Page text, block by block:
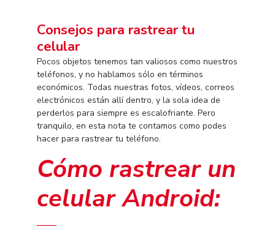
Consejos para rastrear tu
celular
Pocos objetos tenemos tan valiosos como nuestros
teléfonos, y no hablamos sólo en términos
económicos. Todas nuestras fotos, vídeos, correos
electrónicos están allí dentro, y la sola idea de
perderlos para siempre es escalofriante. Pero
tranquilo, en esta nota te contamos como podes
hacer para rastrear tu teléfono.
Cómo rastrear un
celular Android: